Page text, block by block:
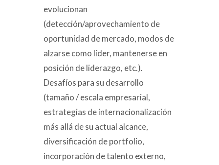
evolucionan
(detección/aprovechamiento de
oportunidad de mercado, modos de
alzarse como líder, mantenerse en
posición de liderazgo, etc.).
Desafíos para su desarrollo
(tamaño / escala empresarial,
estrategias de internacionalización
más allá de su actual alcance,
diversificación de portfolio,
incorporación de talento externo,